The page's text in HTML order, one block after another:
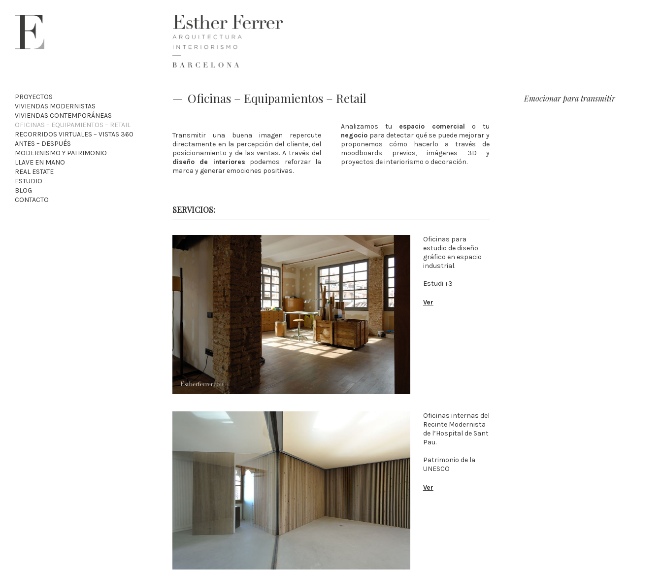
PROYECTOS
VIVIENDAS MODERNISTAS
VIVIENDAS CONTEMPORÁNEAS
OFICINAS – EQUIPAMIENTOS – RETAIL
RECORRIDOS VIRTUALES – VISTAS 360
ANTES – DESPUÉS
MODERNISMO Y PATRIMONIO
LLAVE EN MANO
REAL ESTATE
ESTUDIO
BLOG
CONTACTO
Emocionar para transmitir
Oficinas – Equipamientos – Retail
Transmitir una buena imagen repercute
directamente en la percepción del cliente, del
posicionamiento y de las ventas. A través del
diseño de interiores podemos reforzar la
marca y generar emociones positivas.
Analizamos tu espacio comercial o tu
negocio para detectar qué se puede mejorar y
proponemos cómo hacerlo a través de
moodboards previos, imágenes 3D y
proyectos de interiorismo o decoración.
SERVICIOS:
Oficinas para
estudio de diseño
gráfico en espacio
industrial.
Estudi +3
Ver
Oficinas internas del
Recinte Modernista
de l’Hospital de Sant
Pau.
Patrimonio de la
UNESCO
Ver